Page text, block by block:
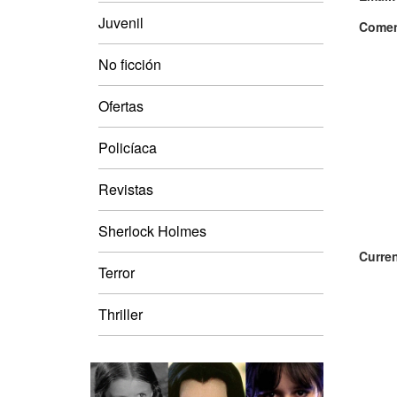
Juvenil
No ficción
Ofertas
Policíaca
Revistas
Sherlock Holmes
Terror
Thriller